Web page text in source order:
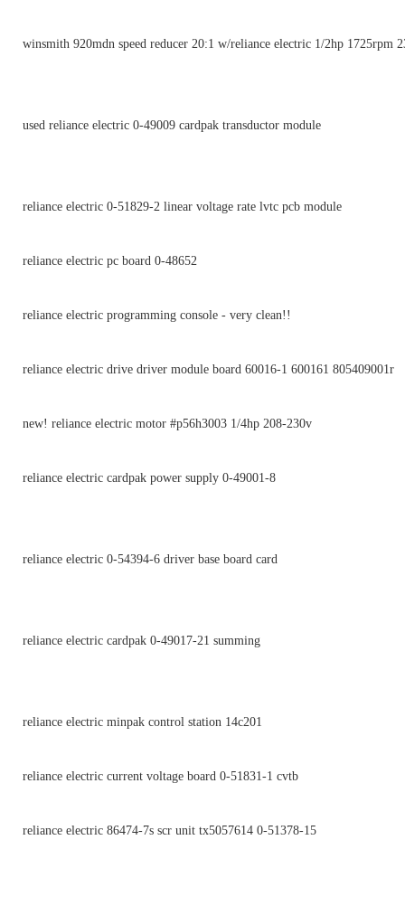
winsmith 920mdn speed reducer 20:1 w/reliance electric 1/2hp 1725rpm
used reliance electric 0-49009 cardpak transductor module
reliance electric 0-51829-2 linear voltage rate lvtc pcb module
reliance electric pc board 0-48652
reliance electric programming console - very clean!!
reliance electric drive driver module board 60016-1 600161 805409001r
new! reliance electric motor #p56h3003 1/4hp 208-230v
reliance electric cardpak power supply 0-49001-8
reliance electric 0-54394-6 driver base board card
reliance electric cardpak 0-49017-21 summing
reliance electric minpak control station 14c201
reliance electric current voltage board 0-51831-1 cvtb
reliance electric 86474-7s scr unit tx5057614 0-51378-15